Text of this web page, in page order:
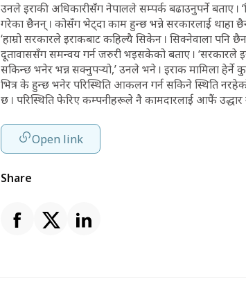
उनले इराकी अधिकारीसँग नेपालले सम्पर्क बढाउनुपर्ने बताए ।
गरेका छैनन् । कोसँग भेट्दा काम हुन्छ भन्ने सरकारलाई थाहा
‘हाम्रो सरकारले इराकबाट कहिल्यै सिकेन । सिक्नेवाला पनि
दूतावाससँग समन्वय गर्न जरुरी भइसकेको बताए । ‘सरकारले
सकिन्छ भनेर भन्न सक्नुपर्‍यो,’ उनले भने । इराक मामिला हेर्ने
भित्र के हुन्छ भनेर परिस्थिति आकलन गर्न सकिने स्थिति
छ । परिस्थिति फेरिए कम्पनीहरूले नै कामदारलाई आफैं उद्धार
Open link
Share